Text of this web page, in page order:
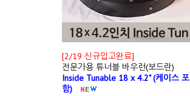
[2/19 신규입고완료]
전문가용 튜너블 바우런(보드란)
Inside Tunable 18 x 4.2" (케이스 포
함)